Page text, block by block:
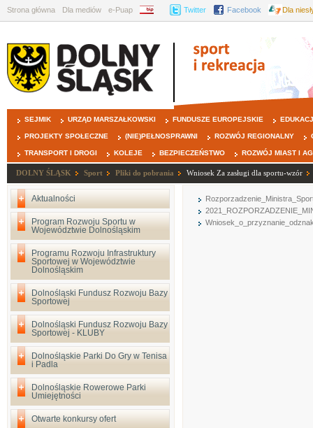
Strona główna Dla mediów e-Puap BIP Twitter Facebook Dla
SEJMIK URZĄD MARSZAŁKOWSKI FUNDUSZE EUROPEJSKIE
PROJEKTY SPOŁECZNE (NIE)PEŁNOSPRAWNI ROZWÓJ REGIONALNY
TRANSPORT I DROGI KOLEJE BEZPIECZEŃSTWO ROZWÓJ MIAST I
DOLNY ŚLĄSK Sport Pliki do pobrania Wniosek Za zasługi dla sportu-wzór
Aktualności
Program Rozwoju Sportu w
Województwie Dolnośląskim
Programu Rozwoju Infrastruktury
Sportowej w Województwie
Dolnośląskim
Dolnośląski Fundusz Rozwoju Bazy
Sportowej
Dolnośląski Fundusz Rozwoju Bazy
Sportowej - KLUBY
Dolnośląskie Parki Do Gry w Tenisa
i Padla
Dolnośląskie Rowerowe Parki
Umiejętności
Otwarte konkursy ofert